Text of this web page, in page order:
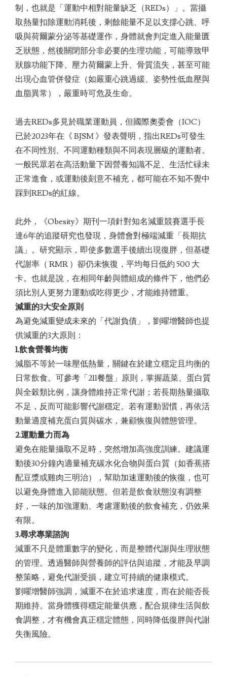
制，也就是「運動中相對能量缺乏（REDs）」。當攝
取熱量扣除運動消耗後，剩餘能量不足以支撐心跳、呼
吸與荷爾蒙分泌等基礎運作，身體就會判定進入能量匱
乏狀態，然後關閉部分非必要的生理功能，可能導致甲
狀腺功能下降、壓力荷爾蒙上升、骨質流失，甚至可能
出現心血管併發症（如嚴重心跳過緩、姿勢性低血壓與
血脂異常），嚴重時可危及生命。
過去REDs多見於職業運動員，但國際奧委會（IOC）
已於2023年在《 BJSM 》發表聲明，指出REDs可發生
在不同性別、不同運動種類與不同表現層級的運動者。
一般民眾若在高活動量下因營養知識不足、生活忙碌未
正常進食，或運動後刻意不補充，都可能在不知不覺中
踩到REDs的紅線。
此外，《Obesity》期刊一項針對知名減重競賽選手長
達6年的追蹤研究也發現，身體會對極端減重「長期抗
議」。研究顯示，即使多數選手後續出現復胖，但基礎
代謝率（ RMR ）卻仍未恢復，平均每日低約 500 大
卡。也就是說，在相同年齡與體組成的條件下，他們必
須比別人更努力運動或吃得更少，才能維持體重。
減重的3大安全原則
為避免減重變成未來的「代謝負債」，劉曜增醫師也提
供減重的3大原則：
1.飲食營養均衡
減脂不等於一味壓低熱量，關鍵在於建立穩定且均衡的
日常飲食。可參考「211餐盤」原則，掌握蔬菜、蛋白質
與全穀類比例，讓身體維持正常代謝；若長期熱量攝取
不足，反而可能影響代謝穩定。若有運動習慣，再依活
動量適度補充蛋白質與碳水，兼顧恢復與體態管理。
2.運動量力而為
避免在能量攝取不足時，突然增加高強度訓練。建議運
動後30分鐘內適量補充碳水化合物與蛋白質（如香蕉搭
配豆漿或雞肉三明治），幫助加速運動後的恢復，也可
以避免身體進入節能狀態。但若是飲食狀態沒有調整
好，一味的加強運動、考慮運動後的飲食補充，仍效果
有限。
3.尋求專業諮詢
減重不只是體重數字的變化，而是整體代謝與生理狀態
的管理。透過醫師與營養師的評估與追蹤，才能及早調
整策略，避免代謝受損，建立可持續的健康模式。
劉曜增醫師強調，減重不在於追求速度，而在於能否長
期維持。當身體獲得穩定能量供應，配合規律生活與飲
食調整，才有機會真正穩定體態，同時降低復胖與代謝
失衡風險。